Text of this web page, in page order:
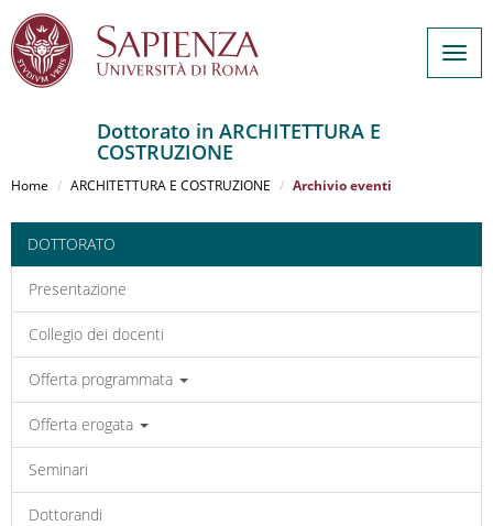
al
principale
Dottorato in ARCHITETTURA E
COSTRUZIONE
Home ARCHITETTURA E COSTRUZIONE Archivio eventi
DOTTORATO
Presentazione
Collegio dei docenti
Offerta programmata
Offerta erogata
Seminari
Dottorandi